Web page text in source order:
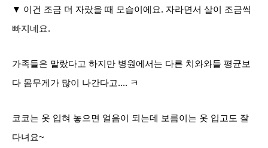
▼ 이건 조금 더 자랐을 때 모습이에요. 자라면서 살이 조금씩
빠지네요.
가족들은 말랐다고 하지만 병원에서는 다른 치와와들 평균보
다 몸무게가 많이 나간다고.... ㅋ
코코는 옷 입혀 놓으면 얼음이 되는데 보름이는 옷 입고도 잘
다녀요~